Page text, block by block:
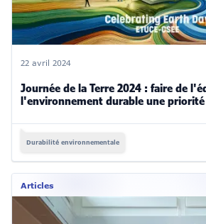
22 avril 2024
Journée de la Terre 2024 : faire de
l'environnement durable une
Durabilité environnementale
Articles